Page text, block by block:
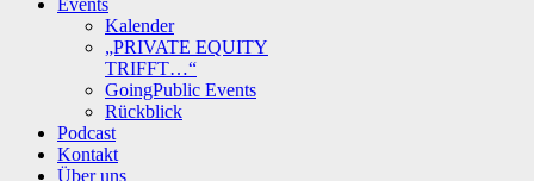
Events
Kalender
„PRIVATE EQUITY
TRIFFT…“
GoingPublic Events
Rückblick
Podcast
Kontakt
Über uns